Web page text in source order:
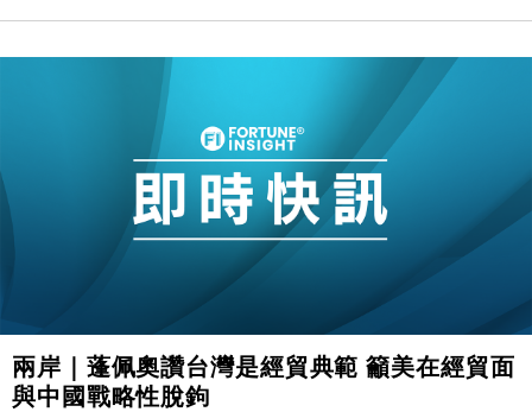
財經｜韓股反覆波動收跌 連挫7周創逾3年最長跌勢
財經｜內地7月美元計價出口增近24%勝預期 貿易順
差達1125億美元
財經｜日本春季三度入市撐日圓 4月單日斥6.28萬億
日圓干預創新高
國際｜特朗普料美伊戰事快結束 承認部分彈藥庫存緊
財經｜SA售股自救後再出手 斥4億美元押注未上市公
18:31
財經｜華僑銀行上半年淨利創新高 中期息增15%至
47仙
兩岸｜蓬佩奧讚台灣是經貿典範 籲美在經貿面
與中國戰略性脫鉤